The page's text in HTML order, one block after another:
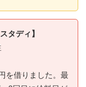
タディ】
を借りました。最